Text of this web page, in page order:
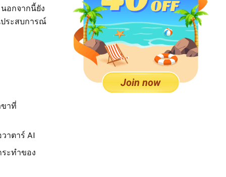
อกจากนี้ยัง
ระสบการณ์
าที่
าตาร์ AI
ะทำของ